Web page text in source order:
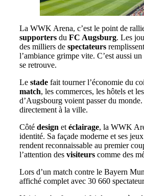
La WWK Arena, c’est le point de
supporters du FC Augsburg. Les
des milliers de spectateurs
l’ambiance grimpe vite. C’est aussi
se retrouve.
Le stade fait tourner l’économie du
match, les commerces, les hôtels et
d’Augsbourg voient passer du
directement à la ville.
Côté design et éclairage, la WWK
identité. Sa façade moderne et ses
rendent reconnaissable au premier
l’attention des visiteurs comme des
Lors d’un match contre le Bayern
affiché complet avec 30 660